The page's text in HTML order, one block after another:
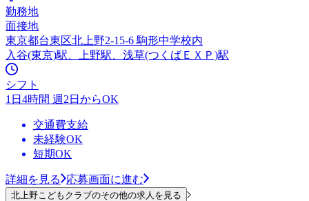
勤務地
面接地
東京都台東区北上野2-15-6 駒形中学校内
入谷(東京)駅、上野駅、浅草(つくばＥＸＰ)駅
シフト
1日4時間 週2日からOK
交通費支給
未経験OK
短期OK
詳細を見る 応募画面に進む
北上野こどもクラブのその他の求人を見る